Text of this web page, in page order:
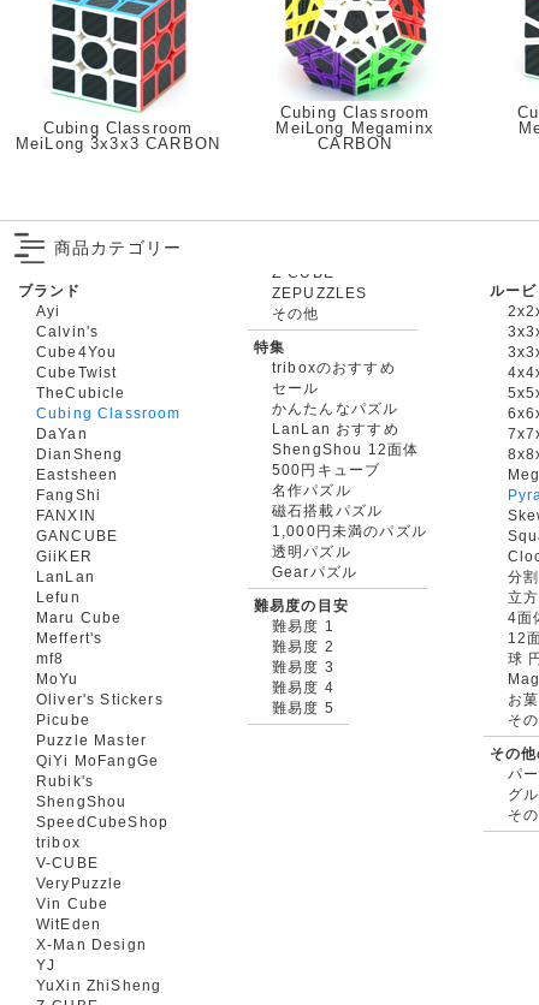
Cubing Classroom
MeiLong 3x3x3 CARBON
Cubing Classroom
MeiLong Megaminx
CARBON
商品カテゴリー
ブランド
Ayi
Calvin's
Cube4You
CubeTwist
TheCubicle
Cubing Classroom
DaYan
DianSheng
Eastsheen
FangShi
FANXIN
GANCUBE
GiiKER
LanLan
Lefun
Maru Cube
Meffert's
mf8
MoYu
Oliver's Stickers
Picube
Puzzle Master
QiYi MoFangGe
Rubik's
ShengShou
SpeedCubeShop
tribox
V-CUBE
VeryPuzzle
Vin Cube
WitEden
X-Man Design
YJ
YuXin ZhiSheng
ZEPUZZLES
その他
特集
triboxのおすすめ
セール
かんたんなパズル
LanLan おすすめ
ShengShou 12面体
500円キューブ
名作パズル
磁石搭載パズル
1,000円未満のパズル
透明パズル
Gearパズル
難易度の目安
難易度 1
難易度 2
難易度 3
難易度 4
難易度 5
ルー
分
立
4面
12
球
お
そ
その
パ
グ
そ